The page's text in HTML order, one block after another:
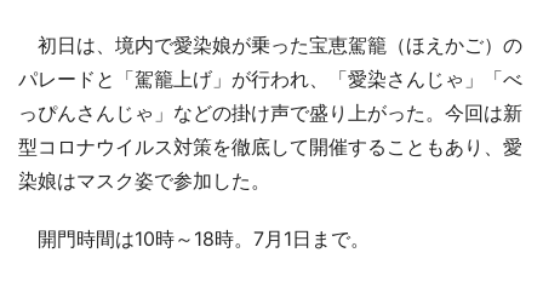
初日は、境内で愛染娘が乗った宝恵駕籠（ほえかご）の
パレードと「駕籠上げ」が行われ、「愛染さんじゃ」「べ
っぴんさんじゃ」などの掛け声で盛り上がった。今回は新
型コロナウイルス対策を徹底して開催することもあり、愛
染娘はマスク姿で参加した。
開門時間は10時～18時。7月1日まで。